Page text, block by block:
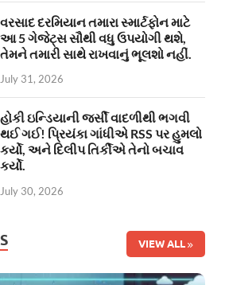
વરસાદ દરમિયાન તમારા સ્માર્ટફોન માટે
આ 5 ગેજેટ્સ સૌથી વધુ ઉપયોગી થશે,
તેમને તમારી સાથે રાખવાનું ભૂલશો નહીં.
July 31, 2026
હોકી ઇન્ડિયાની જર્સી વાદળીથી ભગવી
થઈ ગઈ! પ્રિયંકા ગાંધીએ RSS પર હુમલો
કર્યો, અને દિલીપ તિર્કીએ તેનો બચાવ
કર્યો.
July 30, 2026
VIEW ALL